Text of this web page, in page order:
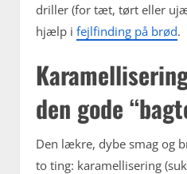
driller (for tæt, tørt eller
hjælp i fejlfinding på brød.
den gode
Den lækre, dybe smag og
to ting: karamellisering